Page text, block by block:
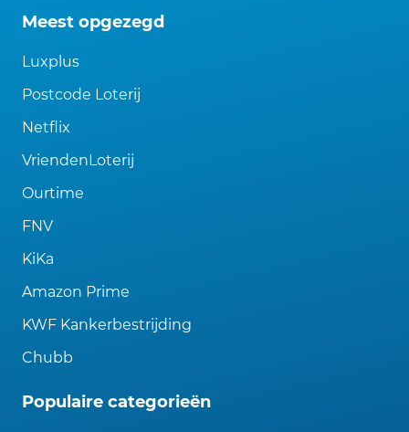
Meest opgezegd
Luxplus
Postcode Loterij
Netflix
VriendenLoterij
Ourtime
FNV
KiKa
Amazon Prime
KWF Kankerbestrijding
Chubb
Populaire categorieën